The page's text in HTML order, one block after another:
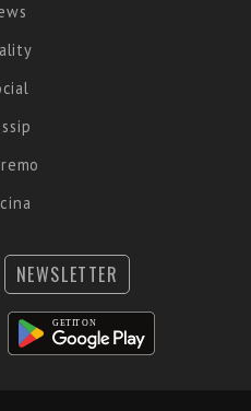
NEWSLETTER